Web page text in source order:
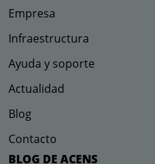
Empresa
Infraestructura
Ayuda y soporte
Actualidad
Blog
Contacto
BLOG DE ACENS